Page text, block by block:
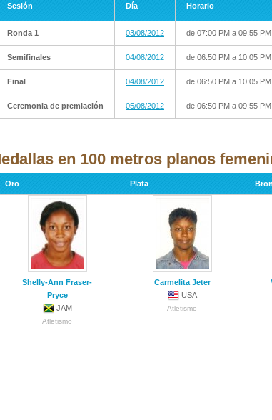
Sesión Día Horario
Ronda 1 03/08/2012 de 07:00 PM a 09:55 PM
Semifinales 04/08/2012 de 06:50 PM a 10:05 PM
Final 04/08/2012 de 06:50 PM a 10:05 PM
Ceremonia de premiación 05/08/2012 de 06:50 PM a 09:55 PM
en 100 metros planos
Oro Plata
Shelly-Ann Fraser-
Pryce
JAM
Atletismo
Carmelita Jeter
USA
Atletismo